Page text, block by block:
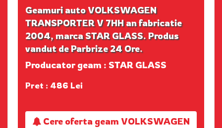
Geamuri auto VOLKSWAGEN
TRANSPORTER V 7HH an fabricatie
2004, marca STAR GLASS. Produs
vandut de Parbrize 24 Ore.
Producator geam : STAR GLASS
Pret : 486 Lei
Cere oferta geam VOLKSWAGEN